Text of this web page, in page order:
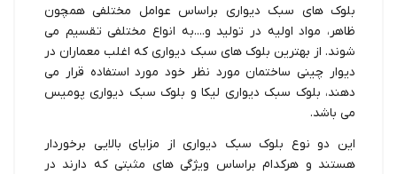
بلوک های سبک دیواری براساس عوامل مختلفی همچون
ظاهر، مواد اولیه در تولید و....به انواع مختلفی تقسیم می
شوند. از بهترین بلوک های سبک دیواری که اغلب معماران در
دیوار چینی ساختمان مورد نظر خود مورد استفاده قرار می
دهند، بلوک سبک دیواری لیکا و بلوک سبک دیواری پومیس
می باشد.
این دو نوع بلوک سبک دیواری از مزایای بالایی برخوردار
هستند و هرکدام براساس ویژگی های مثبتی که دارند در